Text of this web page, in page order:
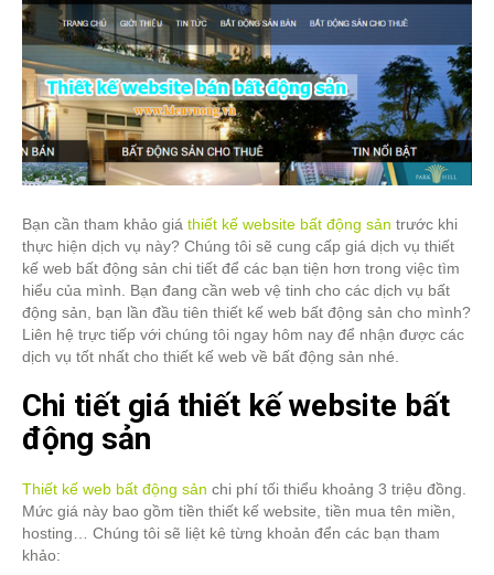
Bạn cần tham khảo giá thiết kế website bất động sản trước khi
thực hiện dịch vụ này? Chúng tôi sẽ cung cấp giá dịch vụ thiết
kế web bất động sản chi tiết để các bạn tiện hơn trong việc tìm
hiểu của mình. Bạn đang cần web vệ tinh cho các dịch vụ bất
động sản, bạn lần đầu tiên thiết kế web bất động sản cho mình?
Liên hệ trực tiếp với chúng tôi ngay hôm nay để nhận được các
dịch vụ tốt nhất cho thiết kế web về bất động sản nhé.
Chi tiết giá thiết kế website bất
động sản
Thiết kế web bất động sản chi phí tối thiểu khoảng 3 triệu đồng.
Mức giá này bao gồm tiền thiết kế website, tiền mua tên miền,
hosting… Chúng tôi sẽ liệt kê từng khoản đển các bạn tham
khảo: